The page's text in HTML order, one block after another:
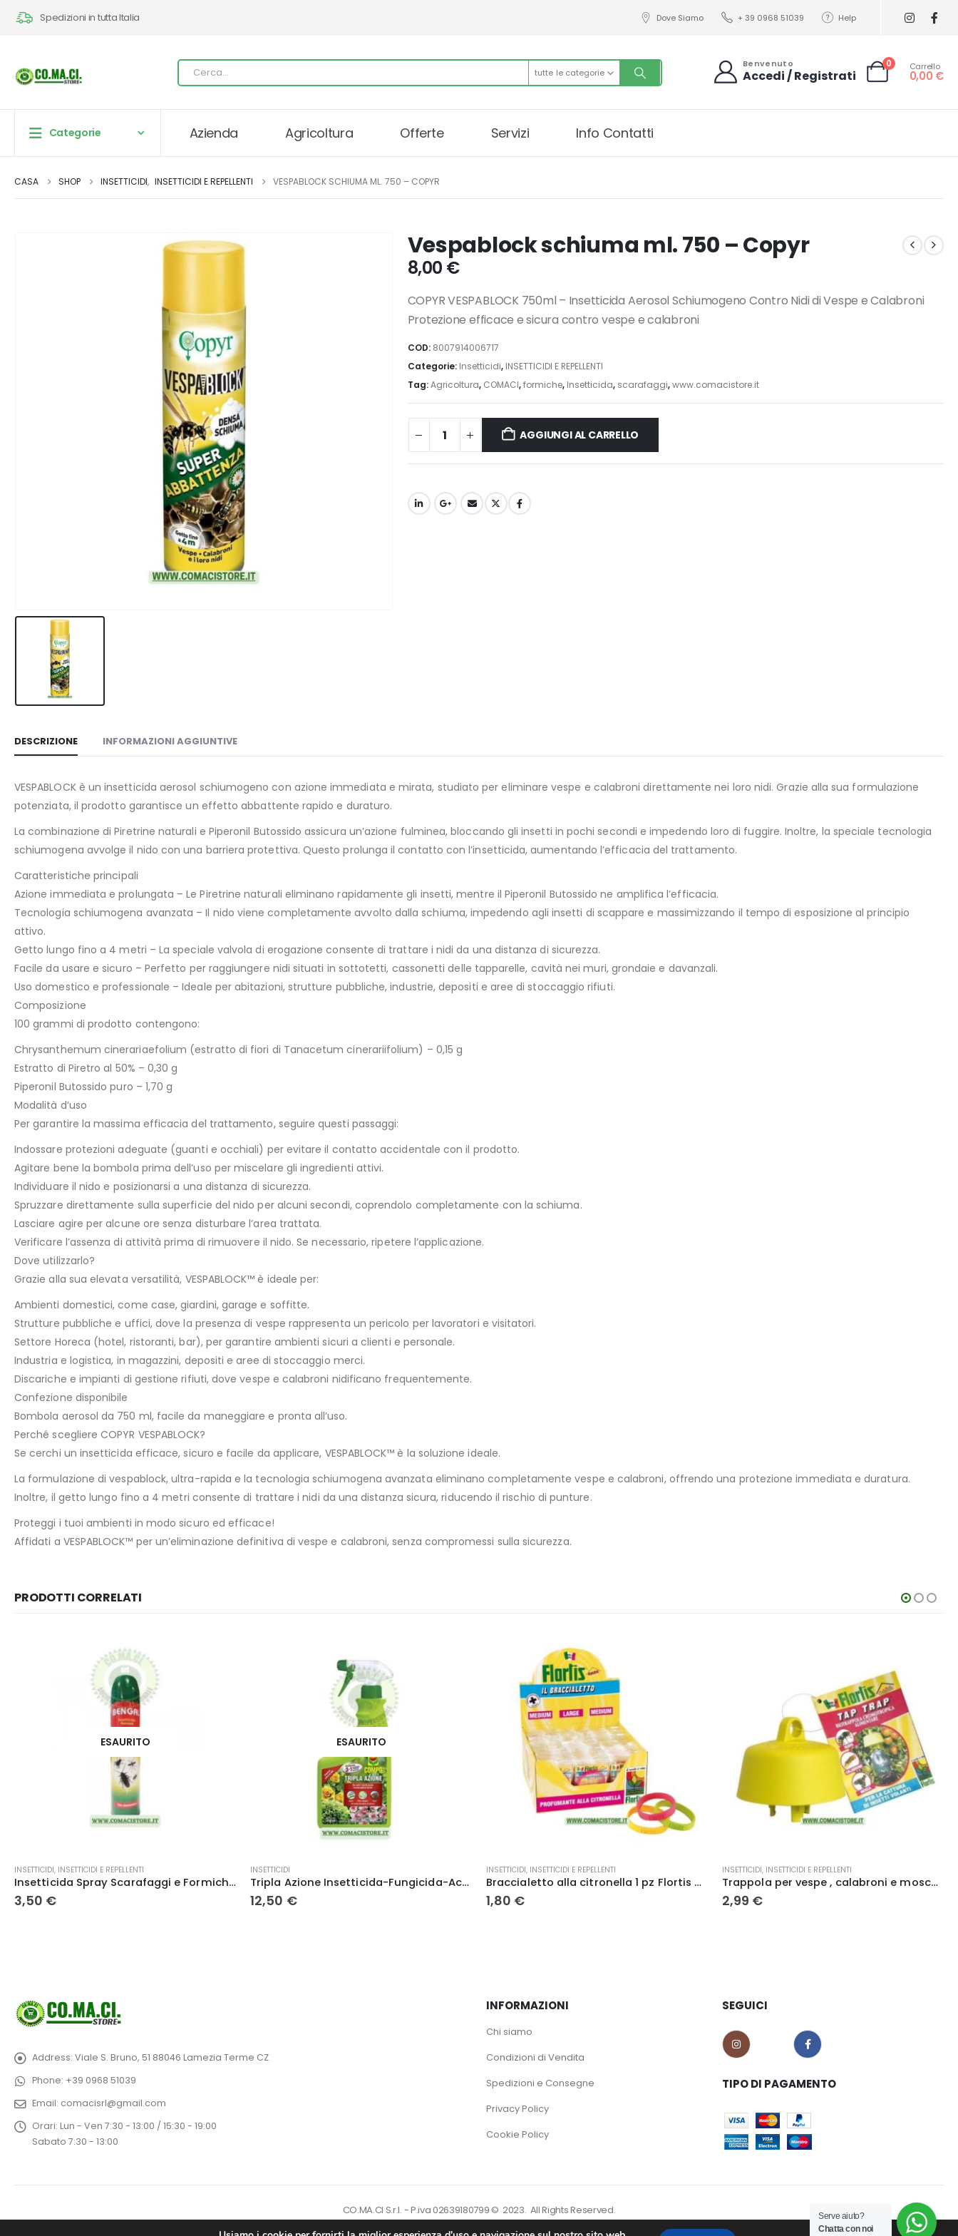
Spedizioni in tutta Italia Dove Siamo + 39 0968 51039 Help
tutte le categorie
Benvenuto
Accedi / Registrati
0 Carrello
0,00 €
Categorie Azienda Agricoltura Offerte Servizi Info Contatti
CASA SHOP INSETTICIDI, INSETTICIDI E REPELLENTI VESPABLOCK SCHIUMA ML. 750 – COPYR
Vespablock schiuma ml. 750 – Copyr
8,00 €
COPYR VESPABLOCK 750ml – Insetticida Aerosol Schiumogeno Contro Nidi di Vespe e Calabroni
Protezione efficace e sicura contro vespe e calabroni
COD: 8007914006717
Categorie: Insetticidi, INSETTICIDI E REPELLENTI
Tag:Agricoltura, COMACI,formiche, Insetticida, scarafaggi,www.comacistore.it
AGGIUNGI AL CARRELLO
DESCRIZIONE INFORMAZIONI AGGIUNTIVE
VESPABLOCK è un insetticida aerosol schiumogeno con azione immediata e mirata, studiato per eliminare vespe e calabroni direttamente nei loro nidi. Grazie alla sua formulazione
potenziata, il prodotto garantisce un effetto abbattente rapido e duraturo.
La combinazione di Piretrine naturali e Piperonil Butossido assicura un’azione fulminea, bloccando gli insetti in pochi secondi e impedendo loro di fuggire. Inoltre, la speciale tecnologia
schiumogena avvolge il nido con una barriera protettiva. Questo prolunga il contatto con l’insetticida, aumentando l’efficacia del trattamento.
Caratteristiche principali
Azione immediata e prolungata – Le Piretrine naturali eliminano rapidamente gli insetti, mentre il Piperonil Butossido ne amplifica l’efficacia.
Tecnologia schiumogena avanzata – Il nido viene completamente avvolto dalla schiuma, impedendo agli insetti di scappare e massimizzando il tempo di esposizione al principio
attivo.
Getto lungo fino a 4 metri – La speciale valvola di erogazione consente di trattare i nidi da una distanza di sicurezza.
Facile da usare e sicuro – Perfetto per raggiungere nidi situati in sottotetti, cassonetti delle tapparelle, cavità nei muri, grondaie e davanzali.
Uso domestico e professionale – Ideale per abitazioni, strutture pubbliche, industrie, depositi e aree di stoccaggio rifiuti.
Composizione
100 grammi di prodotto contengono:
Chrysanthemum cinerariaefolium (estratto di fiori di Tanacetum cinerariifolium) – 0,15 g
Estratto di Piretro al 50% – 0,30 g
Piperonil Butossido puro – 1,70 g
Modalità d’uso
Per garantire la massima efficacia del trattamento, seguire questi passaggi:
Indossare protezioni adeguate (guanti e occhiali) per evitare il contatto accidentale con il prodotto.
Agitare bene la bombola prima dell’uso per miscelare gli ingredienti attivi.
Individuare il nido e posizionarsi a una distanza di sicurezza.
Spruzzare direttamente sulla superficie del nido per alcuni secondi, coprendolo completamente con la schiuma.
Lasciare agire per alcune ore senza disturbare l’area trattata.
Verificare l’assenza di attività prima di rimuovere il nido. Se necessario, ripetere l’applicazione.
Dove utilizzarlo?
Grazie alla sua elevata versatilità, VESPABLOCK™ è ideale per:
Ambienti domestici, come case, giardini, garage e soffitte.
Strutture pubbliche e uffici, dove la presenza di vespe rappresenta un pericolo per lavoratori e visitatori.
Settore Horeca (hotel, ristoranti, bar), per garantire ambienti sicuri a clienti e personale.
Industria e logistica, in magazzini, depositi e aree di stoccaggio merci.
Discariche e impianti di gestione rifiuti, dove vespe e calabroni nidificano frequentemente.
Confezione disponibile
Bombola aerosol da 750 ml, facile da maneggiare e pronta all’uso.
Perché scegliere COPYR VESPABLOCK?
Se cerchi un insetticida efficace, sicuro e facile da applicare, VESPABLOCK™ è la soluzione ideale.
La formulazione di vespablock, ultra-rapida e la tecnologia schiumogena avanzata eliminano completamente vespe e calabroni, offrendo una protezione immediata e duratura.
Inoltre, il getto lungo fino a 4 metri consente di trattare i nidi da una distanza sicura, riducendo il rischio di punture.
Proteggi i tuoi ambienti in modo sicuro ed efficace!
Affidati a VESPABLOCK™ per un’eliminazione definitiva di vespe e calabroni, senza compromessi sulla sicurezza.
PRODOTTI CORRELATI
ESAURITO
INSETTICIDI
Tripla Azione Insetticida-Fungicida-Acaricida pronto all’uso 750 ml Compo
12,50€
INSETTICIDI
Braccialetto alla citronella 1 pz Flortis – Tg. M
1,80€
INSETTICIDI, INSETTICIDI E REPELLENTI
Trappola per vespe , calabroni e mosche tap trappola – Flortis
2,99€
INSETTICIDI, INSETTICIDI E REPELLENTI
Insetticida Anti Vespe e Calabroni ml. 750 – Kollant
8,20€
Address: Viale S. Bruno, 51 88046 Lamezia Terme CZ
Phone: +39 0968 51039
Email: comacisrl@gmail.com
Orari: Lun - Ven 7:30 - 13:00 / 15:30 - 19:00
Sabato 7:30 - 13:00
INFORMAZIONI
Chi siamo
Condizioni di Vendita
Spedizioni e Consegne
Privacy Policy
Cookie Policy
SEGUICI
TIPO DI PAGAMENTO
CO.MA.CI S.r.l. - P.iva 02639180799 © 2023. All Rights Reserved.
Serve aiuto?
Chatta con noi